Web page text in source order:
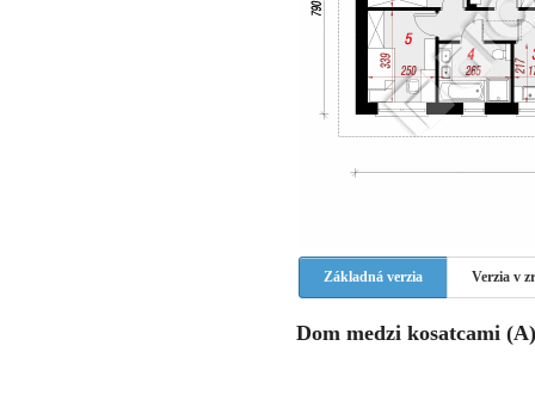
Základná verzia Verzia v
Dom medzi kosatcami